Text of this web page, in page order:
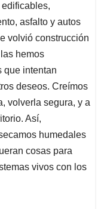
asfalto y autos
volvió construcción
hemos
que intentan
deseos. Creímos
volverla segura, y a
Así,
humedales
cosas para
vivos con los